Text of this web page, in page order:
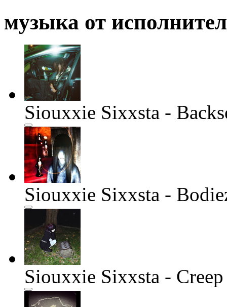
музыка от
Siouxxie Sixxsta -
Siouxxie Sixxsta -
Siouxxie Sixxsta - Creep